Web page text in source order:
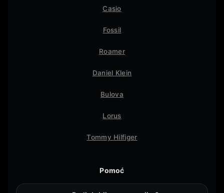
Casio
Fossil
Roamer
Daniel Klein
Bulova
Lorus
Tommy Hilfiger
Pomoć